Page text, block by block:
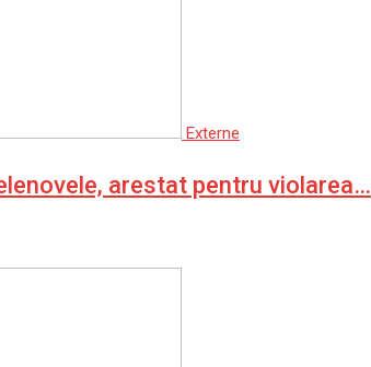
Externe
arestat pentru violarea…